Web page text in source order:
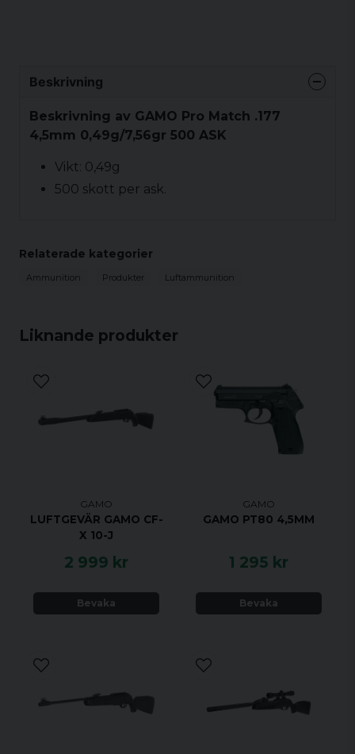
Liknande produkter
GAMO
LUFTGEVÄR GAMO CF-
X 10-J
2 999 kr
Bevaka
GAMO
GAMO PT80 4,5MM
1 295 kr
Bevaka
Beskrivning
Beskrivning av GAMO Pro Match .177
4,5mm 0,49g/7,56gr 500 ASK
Vikt: 0,49g
500 skott per ask.
Relaterade kategorier
Ammunition Produkter Luftammunition